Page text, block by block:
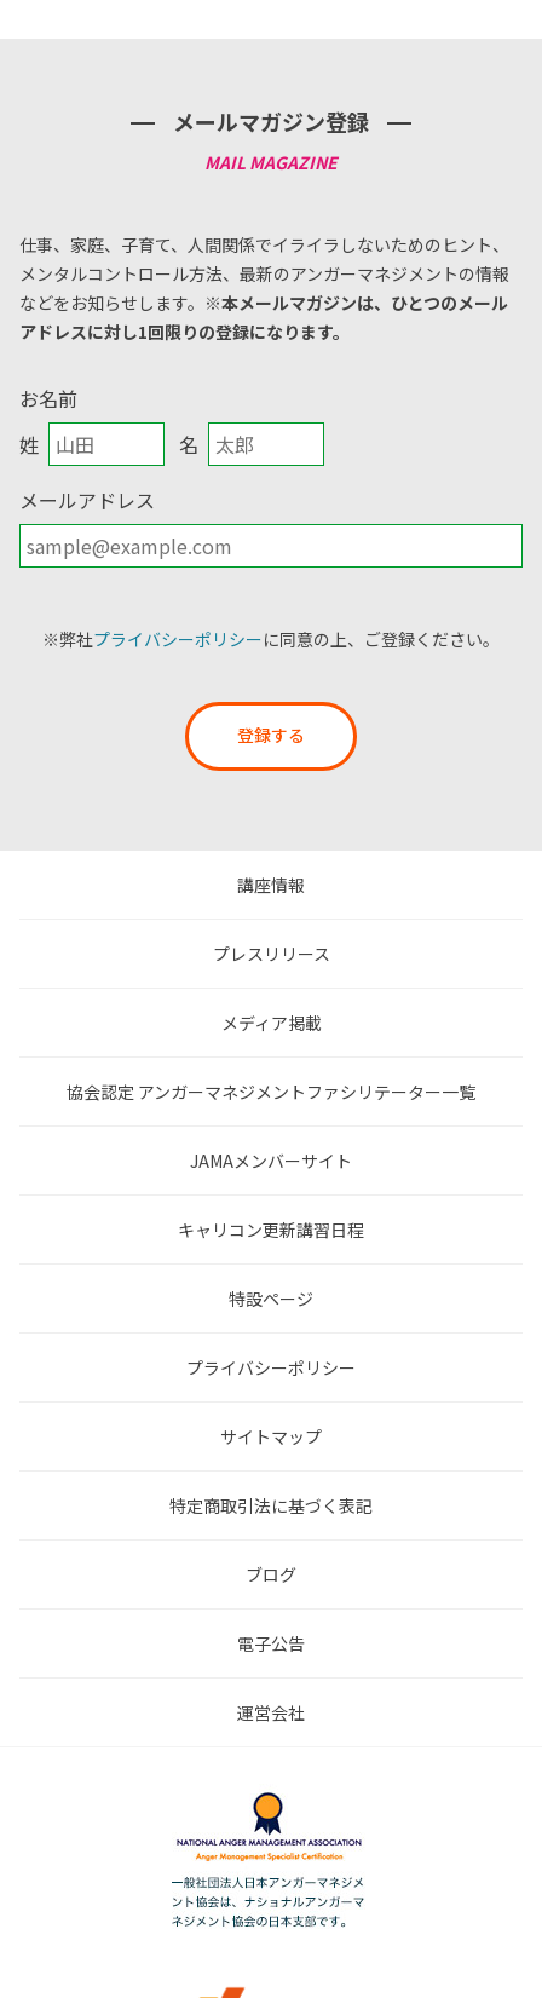
メールマガジン登録
仕事、家庭、子育て、人間関係でイライラしないためのヒント、
メンタルコントロール方法、 最新のアンガーマネジメントの情報
などをお知らせします。 ※本メールマガジンは、ひとつのメール
アドレスに対し1回限りの登録になります。
お名前
姓
名
メールアドレス
※弊社プライバシーポリシーに同意の上、ご登録ください。
登録する
講座情報
プレスリリース
メディア掲載
協会認定 アンガーマネジメントファシリテーター一覧
JAMAメンバーサイト
キャリコン更新講習日程
特設ページ
プライバシーポリシー
サイトマップ
特定商取引法に基づく表記
ブログ
電子公告
運営会社